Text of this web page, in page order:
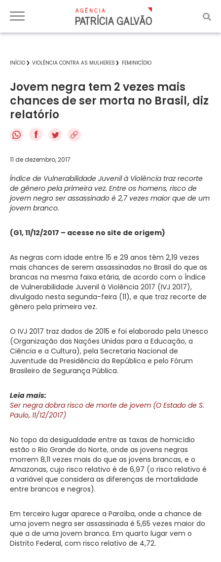
INÍCIO VIOLÊNCIA CONTRA AS MULHERES FEMINICÍDIO
Jovem negra tem 2 vezes mais
chances de ser morta no Brasil, diz
relatório
f
11 de dezembro, 2017
Índice de Vulnerabilidade Juvenil à Violência traz recorte
de gênero pela primeira vez. Entre os homens, risco de
jovem negro ser assassinado é 2,7 vezes maior que de um
jovem branco.
(G1, 11/12/2017 – acesse no site de origem)
As negras com idade entre 15 e 29 anos têm 2,19 vezes
mais chances de serem assassinadas no Brasil do que as
brancas na mesma faixa etária, de acordo com o Índice
de Vulnerabilidade Juvenil à Violência 2017 (IVJ 2017),
divulgado nesta segunda-feira (11), e que traz recorte de
gênero pela primeira vez.
O IVJ 2017 traz dados de 2015 e foi elaborado pela Unesco
(Organização das Nações Unidas para a Educação, a
Ciência e a Cultura), pela Secretaria Nacional de
Juventude da Presidência da República e pelo Fórum
Brasileiro de Segurança Pública.
Leia mais:
Ser negra dobra risco de morte de jovem (O Estado de S.
Paulo, 11/12/2017)
No topo da desigualdade entre as taxas de homicídio
estão o Rio Grande do Norte, onde as jovens negras
morrem 8,11 vezes mais do que as jovens brancas, e o
Amazonas, cujo risco relativo é de 6,97 (o risco relativo é
a variável que considera as diferenças de mortalidade
entre brancos e negros).
Em terceiro lugar aparece a Paraíba, onde a chance de
uma jovem negra ser assassinada é 5,65 vezes maior do
que a de uma jovem branca. Em quarto lugar vem o
Distrito Federal, com risco relativo de 4,72.